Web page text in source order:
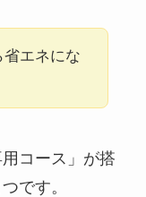
エネにな
コース」が搭
です。